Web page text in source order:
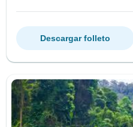
Descargar folleto